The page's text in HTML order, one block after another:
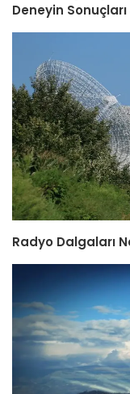
Deneyin
Radyo Dalgaları